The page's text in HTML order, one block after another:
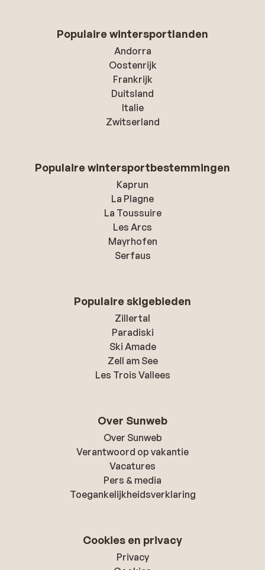
Populaire wintersportlanden
Andorra
Oostenrijk
Frankrijk
Duitsland
Italie
Zwitserland
Populaire wintersportbestemmingen
Kaprun
La Plagne
La Toussuire
Les Arcs
Mayrhofen
Serfaus
Populaire skigebieden
Zillertal
Paradiski
Ski Amade
Zell am See
Les Trois Vallees
Over Sunweb
Over Sunweb
Verantwoord op vakantie
Vacatures
Pers & media
Toegankelijkheidsverklaring
Cookies en privacy
Privacy